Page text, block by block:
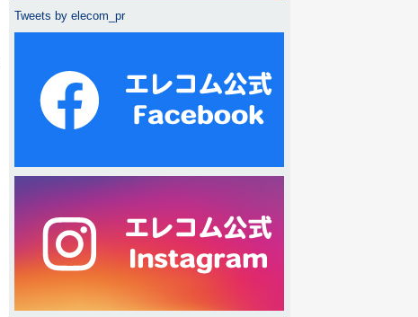
Tweets by elecom_pr